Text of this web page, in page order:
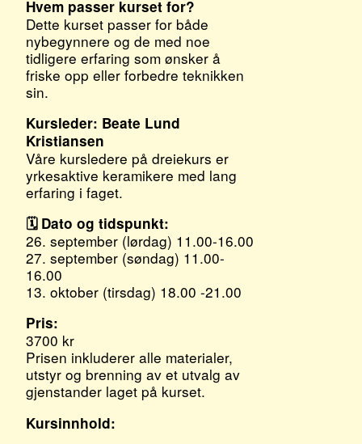
Hvem passer kurset for?
Dette kurset passer for både
nybegynnere og de med noe
tidligere erfaring som ønsker å
friske opp eller forbedre teknikken
sin.
Kursleder: Beate Lund
Kristiansen
Våre kursledere på dreiekurs er
yrkesaktive keramikere med lang
erfaring i faget.
🗓 Dato og tidspunkt:
26. september (lørdag) 11.00-16.00
27. september (søndag) 11.00-
16.00
13. oktober (tirsdag) 18.00 -21.00
Pris:
3700 kr
Prisen inkluderer alle materialer,
utstyr og brenning av et utvalg av
gjenstander laget på kurset.
Kursinnhold: